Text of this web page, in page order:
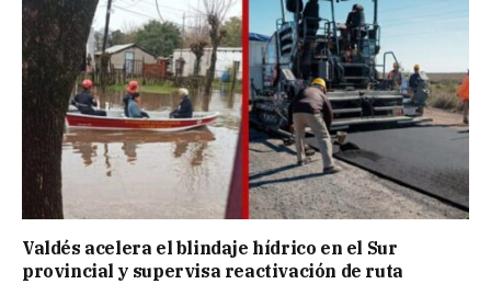
Valdés acelera el blindaje hídrico en el Sur
provincial y supervisa reactivación de ruta